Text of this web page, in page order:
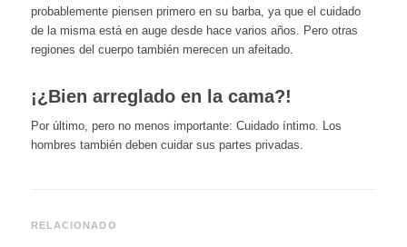
probablemente piensen primero en su barba, ya que el cuidado
de la misma está en auge desde hace varios años. Pero otras
regiones del cuerpo también merecen un afeitado.
¡¿Bien arreglado en la cama?!
Por último, pero no menos importante: Cuidado íntimo. Los
hombres también deben cuidar sus partes privadas.
RELACIONADO